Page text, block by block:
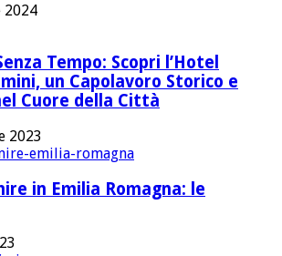
2024
Tempo: Scopri l’Hotel
un Capolavoro Storico e
Cuore della Città
2023
in Emilia Romagna: le